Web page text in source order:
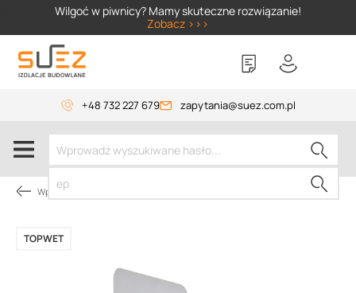
Wilgoć w piwnicy? Mamy skuteczne rozwiązanie!
Zobacz >>>
+48 732 227 679 zapytania@suez.com.pl
Wpusty i akcesoria
TOPWET